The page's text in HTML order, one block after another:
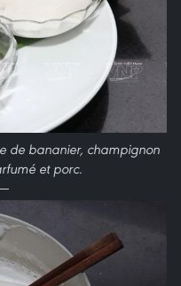
de bananier, champignon
et porc.